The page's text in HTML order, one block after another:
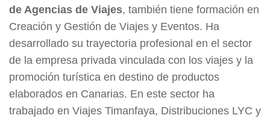
de Agencias de Viajes, también tiene formación en
Creación y Gestión de Viajes y Eventos. Ha
desarrollado su trayectoria profesional en el sector
de la empresa privada vinculada con los viajes y la
promoción turística en destino de productos
elaborados en Canarias. En este sector ha
trabajado en Viajes Timanfaya, Distribuciones LYC y